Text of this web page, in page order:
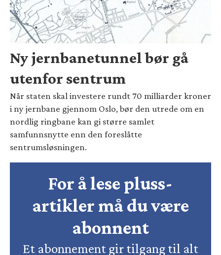
Ny jernbanetunnel bør gå
utenfor sentrum
Når staten skal investere rundt 70 milliarder kroner
i ny jernbane gjennom Oslo, bør den utrede om en
nordlig ringbane kan gi større samlet
samfunnsnytte enn den foreslåtte
sentrumsløsningen.
For å lese pluss-
artikler må du være
abonnent
Et abonnement gir tilgang til alt